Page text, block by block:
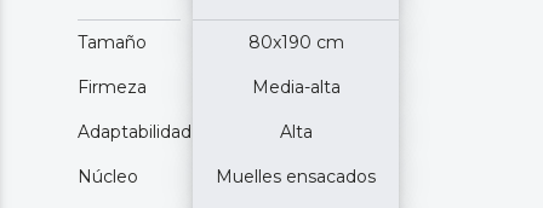
Tamaño 80x190 cm
Firmeza Media-alta
Adaptabilidad Alta
Núcleo Muelles ensacados